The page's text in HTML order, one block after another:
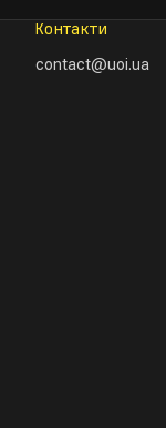
Контакти
contact@uoi.ua